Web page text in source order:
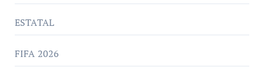
ESTATAL
FIFA 2026